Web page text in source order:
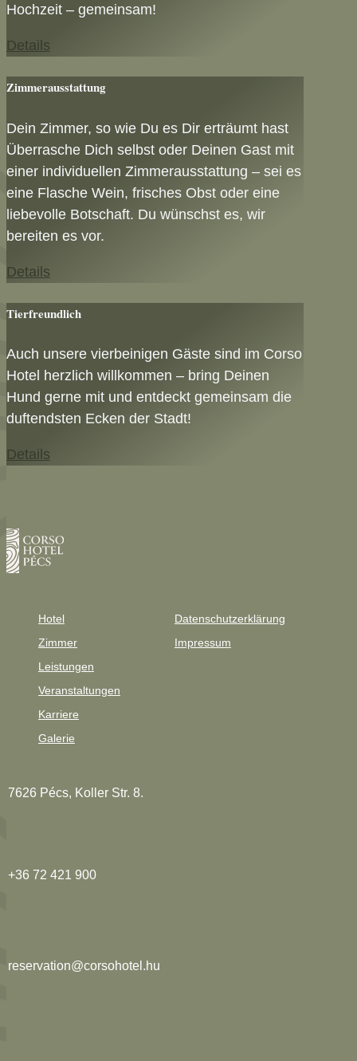
Hochzeit – gemeinsam!
Details
Zimmerausstattung
Dein Zimmer, so wie Du es Dir erträumt hast
Überrasche Dich selbst oder Deinen Gast mit
einer individuellen Zimmerausstattung – sei es
eine Flasche Wein, frisches Obst oder eine
liebevolle Botschaft. Du wünschst es, wir
bereiten es vor.
Details
Tierfreundlich
Auch unsere vierbeinigen Gäste sind im Corso
Hotel herzlich willkommen – bring Deinen
Hund gerne mit und entdeckt gemeinsam die
duftendsten Ecken der Stadt!
Details
Hotel
Zimmer
Leistungen
Veranstaltungen
Karriere
Galerie
Datenschutzerklärung
Impressum
7626 Pécs, Koller Str. 8.
+36 72 421 900
reservation@corsohotel.hu